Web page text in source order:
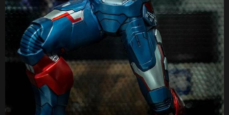
300
ตัว!